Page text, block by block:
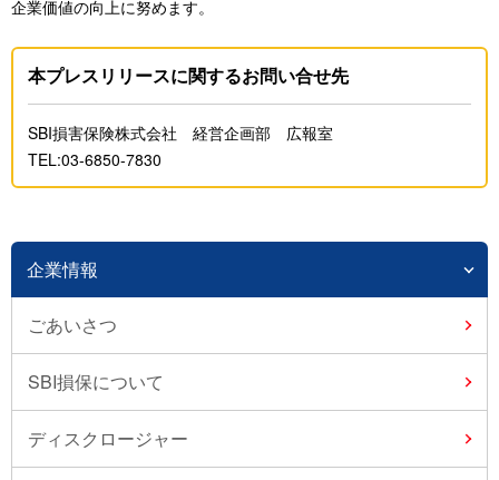
企業価値の向上に努めます。
本プレスリリースに関するお問い合せ先
SBI損害保険株式会社 経営企画部 広報室
TEL:03-6850-7830
企業情報
ごあいさつ
SBI損保について
ディスクロージャー